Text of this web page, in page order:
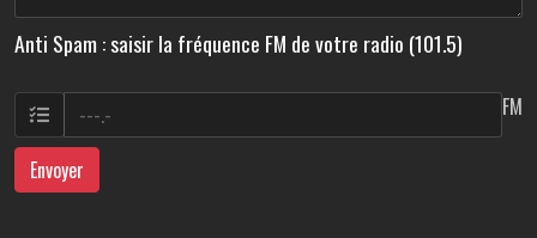
Anti Spam : saisir la fréquence FM de votre radio (101.5)
FM
Envoyer